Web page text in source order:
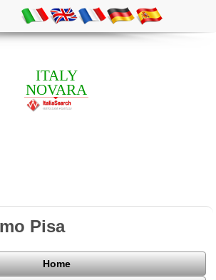
ITALY
NOVARA
Pisa
Home